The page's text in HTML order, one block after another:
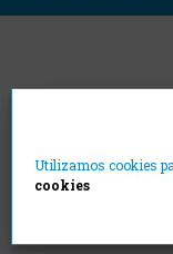
Utilizamos cookies
cookies